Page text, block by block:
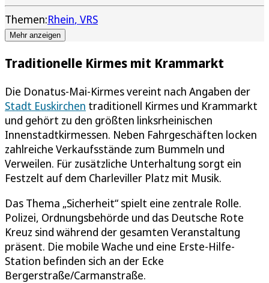
Themen:Rhein VRS
Mehr anzeigen
Traditionelle Kirmes mit Krammarkt
Die Donatus-Mai-Kirmes vereint nach Angaben der
Stadt Euskirchen traditionell Kirmes und Krammarkt
und gehört zu den größten linksrheinischen
Innenstadtkirmessen. Neben Fahrgeschäften locken
zahlreiche Verkaufsstände zum Bummeln und
Verweilen. Für zusätzliche Unterhaltung sorgt ein
Festzelt auf dem Charleviller Platz mit Musik.
Das Thema „Sicherheit“ spielt eine zentrale Rolle.
Polizei, Ordnungsbehörde und das Deutsche Rote
Kreuz sind während der gesamten Veranstaltung
präsent. Die mobile Wache und eine Erste-Hilfe-
Station befinden sich an der Ecke
Bergerstraße/Carmanstraße.